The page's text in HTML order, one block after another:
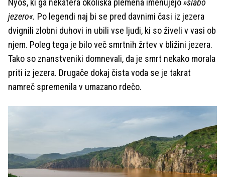
Nyos, ki ga nekatera okoliška plemena imenujejo»slabo
jezero«. Po legendi naj bi se pred davnimi časi iz jezera
dvignili zlobni duhovi in ubili vse ljudi, ki so živeli v vasi ob
njem. Poleg tega je bilo več smrtnih žrtev v bližini jezera.
Tako so znanstveniki domnevali, da je smrt nekako morala
priti iz jezera. Drugače dokaj čista voda se je takrat
namreč spremenila v umazano rdečo.